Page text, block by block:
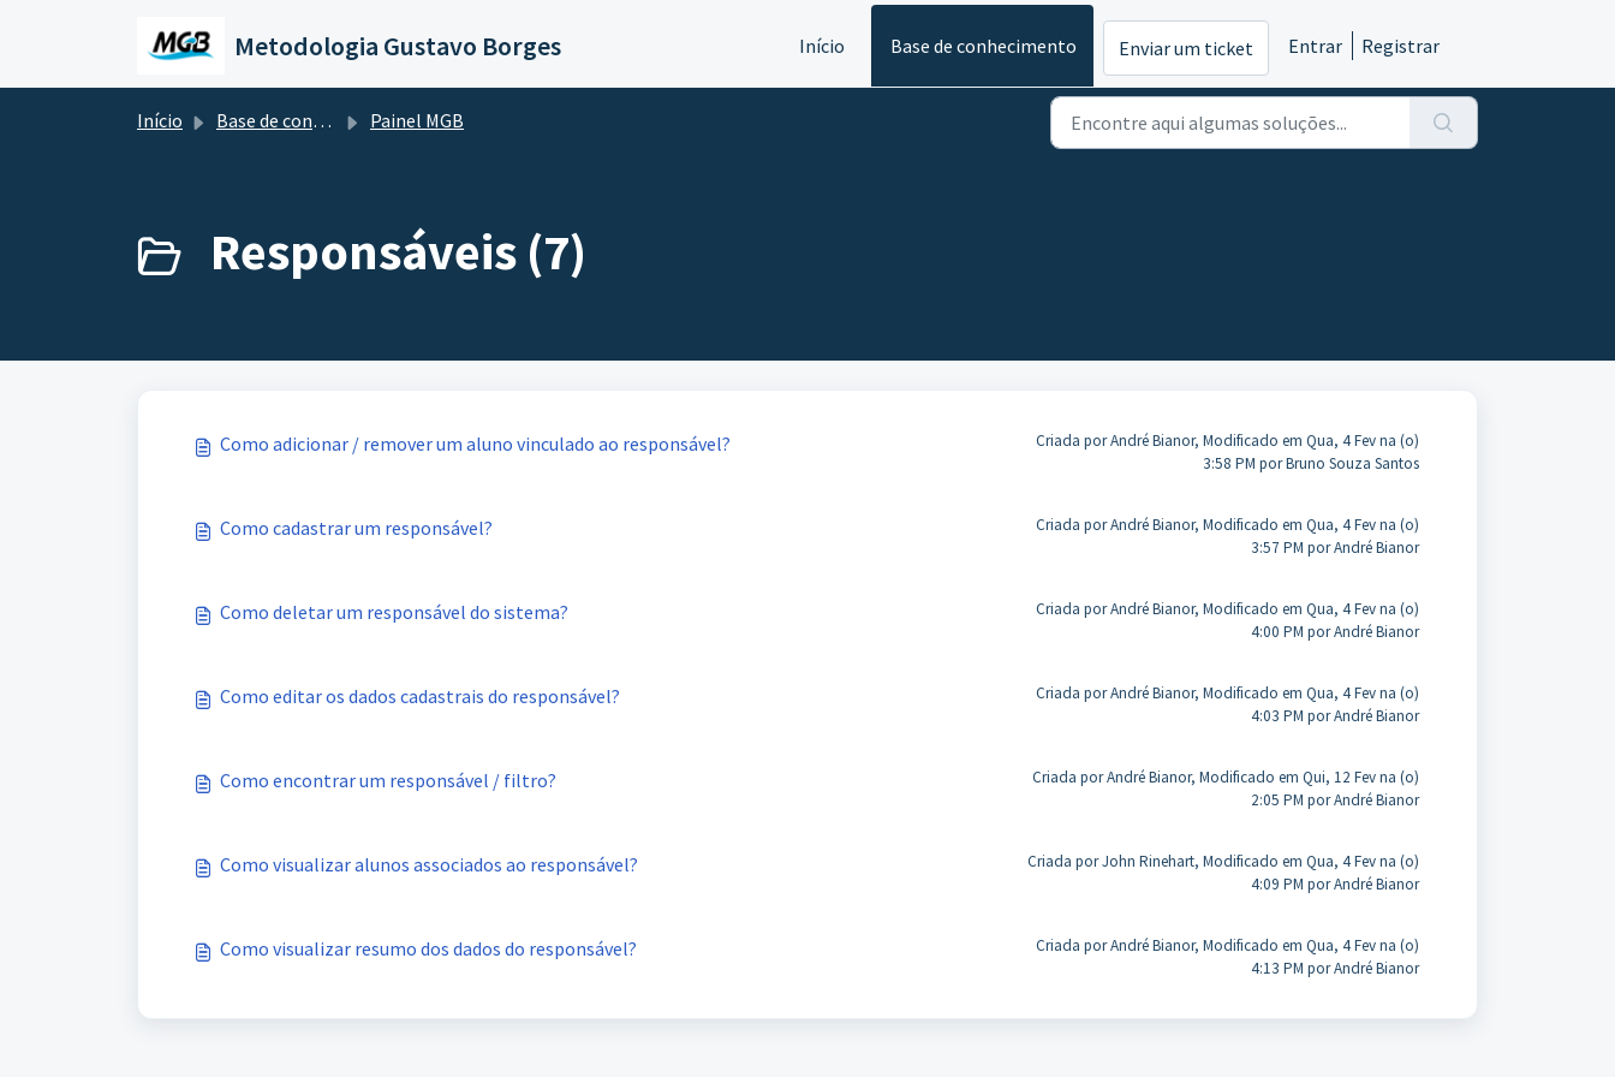
Metodologia Gustavo Borges Início Base de conhecimento Enviar um ticket Entrar Registrar
Início Base de conhecimento Painel MGB
Responsáveis (7)
Como adicionar / remover um aluno vinculado ao responsável?
Criada por André Bianor, Modificado em Qua, 4 Fev na (o)
3:58 PM por Bruno Souza Santos
Como cadastrar um responsável?
Criada por André Bianor, Modificado em Qua, 4 Fev na (o)
3:57 PM por André Bianor
Como deletar um responsável do sistema?
Criada por André Bianor, Modificado em Qua, 4 Fev na (o)
4:00 PM por André Bianor
Como editar os dados cadastrais do responsável?
Criada por André Bianor, Modificado em Qua, 4 Fev na (o)
4:03 PM por André Bianor
Como encontrar um responsável / filtro?
Criada por André Bianor, Modificado em Qui, 12 Fev na (o)
2:05 PM por André Bianor
Como visualizar alunos associados ao responsável?
Criada por John Rinehart, Modificado em Qua, 4 Fev na (o)
4:09 PM por André Bianor
Como visualizar resumo dos dados do responsável?
Criada por André Bianor, Modificado em Qua, 4 Fev na (o)
4:13 PM por André Bianor